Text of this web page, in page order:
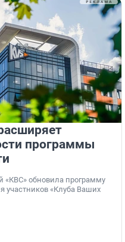
программы
«КВС» обновила программу
участников «Клуба Ваших